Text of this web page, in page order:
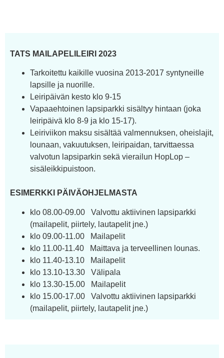
TATS MAILAPELILEIRI 2023
Tarkoitettu kaikille vuosina 2013-2017 syntyneille
lapsille ja nuorille.
Leiripäivän kesto klo 9-15
Vapaaehtoinen lapsiparkki sisältyy hintaan (joka
leiripäivä klo 8-9 ja klo 15-17).
Leiriviikon maksu sisältää valmennuksen, oheislajit,
lounaan, vakuutuksen, leiripaidan, tarvittaessa
valvotun lapsiparkin sekä vierailun HopLop –
sisäleikkipuistoon.
ESIMERKKI PÄIVÄOHJELMASTA
klo 08.00-09.00 Valvottu aktiivinen lapsiparkki
(mailapelit, piirtely, lautapelit jne.)
klo 09.00-11.00 Mailapelit
klo 11.00-11.40 Maittava ja terveellinen lounas.
klo 11.40-13.10 Mailapelit
klo 13.10-13.30 Välipala
klo 13.30-15.00 Mailapelit
klo 15.00-17.00 Valvottu aktiivinen lapsiparkki
(mailapelit, piirtely, lautapelit jne.)